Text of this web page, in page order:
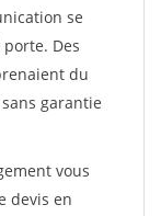
se
Des
du
garantie
vous
devis en